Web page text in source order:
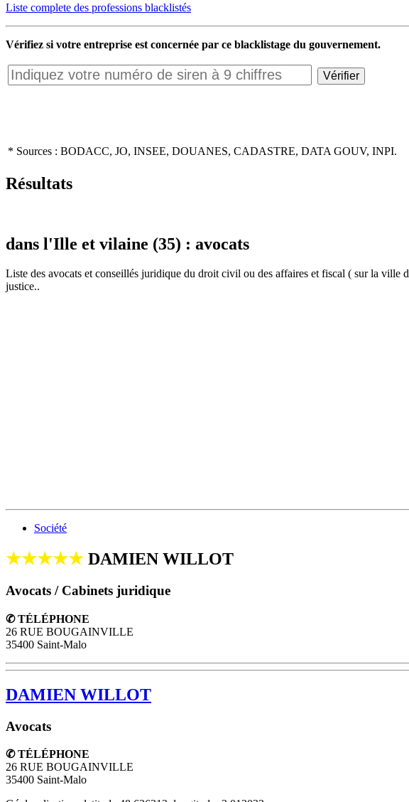
Liste complete des professions blacklistés
Vérifiez si votre entreprise est concernée par ce blacklistage du gouvernement.
* Sources : BODACC, JO, INSEE, DOUANES, CADASTRE, DATA GOUV, INPI.
Résultats
dans l'Ille et vilaine (35) : avocats
Liste des avocats et conseillés juridique du droit civil ou des affaires et fiscal ( sur la ville
justice..
Société
★★★★★ DAMIEN WILLOT
Avocats / Cabinets juridique
✆ TÉLÉPHONE
26 RUE BOUGAINVILLE
35400 Saint-Malo
DAMIEN WILLOT
Avocats
✆ TÉLÉPHONE
26 RUE BOUGAINVILLE
35400 Saint-Malo